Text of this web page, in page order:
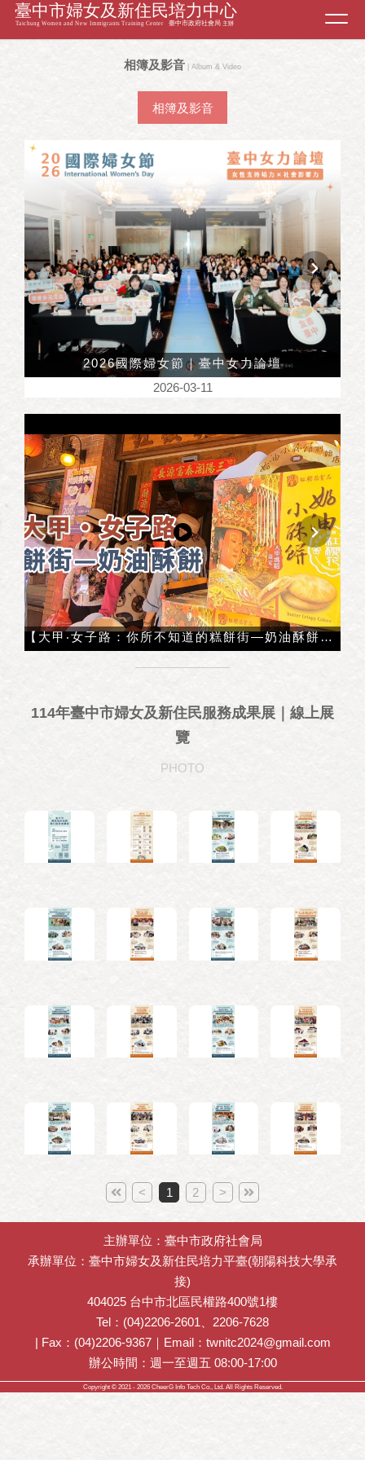
相簿及影音 | Album & Video
相簿及影音
2026國際婦女節｜臺中女力論壇
2026-03-11
【大甲‧女子路：你所不知道的糕餅街—奶油酥餅！】在地女性地標介紹
114年臺中市婦女及新住民服務成果展｜線上展
覽
PHOTO
< 1 2 >
主辦單位：臺中市政府社會局
承辦單位：臺中市婦女及新住民培力平臺(朝陽科技大學承
接)
404025 台中市北區民權路400號1樓
Tel：(04)2206-2601、2206-7628
| Fax：(04)2206-9367｜Email：twnitc2024@gmail.com
辦公時間：週一至週五 08:00-17:00
Copyright © 2021 - 2026 CheerGInfo Tech Co., Ltd. All Rights Reserved.